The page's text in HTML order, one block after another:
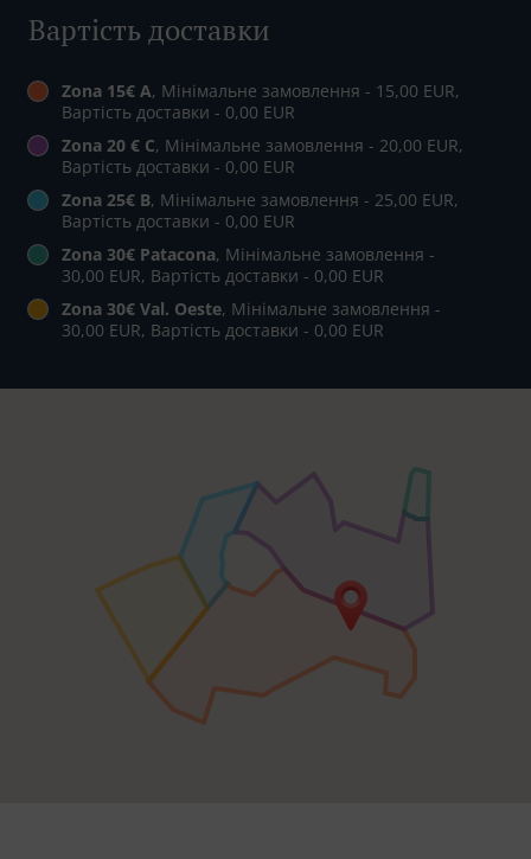
Вартість доставки
Zona 15€ A, Мінімальне замовлення - 15,00 EUR,
Вартість доставки - 0,00 EUR
Zona 20 € C, Мінімальне замовлення - 20,00 EUR,
Вартість доставки - 0,00 EUR
Zona 25€ B, Мінімальне замовлення - 25,00 EUR,
Вартість доставки - 0,00 EUR
Zona 30€ Patacona, Мінімальне замовлення -
30,00 EUR, Вартість доставки - 0,00 EUR
Zona 30€ Val. Oeste, Мінімальне замовлення -
30,00 EUR, Вартість доставки - 0,00 EUR